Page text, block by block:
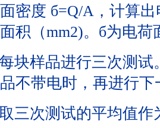
密度 б=Q/A ，计算
积（mm2)。б为电荷
块样品进行三次测
不带电时，再进行下
三次测试的平均值